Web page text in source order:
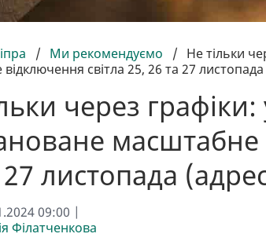
/ Ми рекомендуємо / Не тільки
світла 25, 26 та 27
через графіки:
масштабне
листопада
09:00 |
Філатченкова